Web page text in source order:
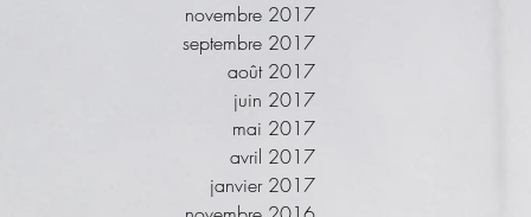
novembre 2017
septembre 2017
août 2017
juin 2017
mai 2017
avril 2017
janvier 2017